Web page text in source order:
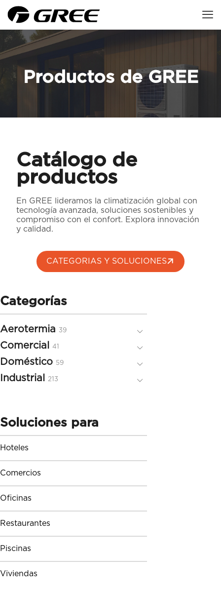
Productos de GREE
Catálogo de
productos
En GREE lideramos la climatización global con
tecnología avanzada, soluciones sostenibles y
compromiso con el confort. Explora innovación
y calidad.
CATEGORIAS Y SOLUCIONES
Categorías
Aerotermia 3939
Comercial 41
Doméstico 5959
Industrial 213
Soluciones para
Hoteles
Comercios
Oficinas
Restaurantes
Piscinas
Viviendas